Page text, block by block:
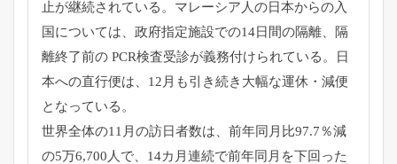
止が継続されている。 マレーシア人の日本からの入
国については、 政府指定施設での14日間の隔離、隔
離終了前の PCR検査受診が義務付けられている。日
本への直行便は、 12月も引き続き大幅な運休・減便
となっている。
世界全体の11月の訪日者数は、前年同月比97.7％減
の5万6,700人で、 14カ月連続で前年同月を下回った